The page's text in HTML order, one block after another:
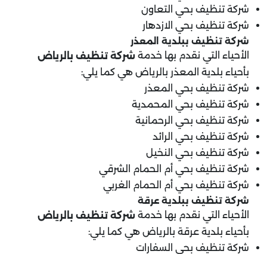
شركة تنظيف بحي التعاون
شركة تنظيف بحي الازدهار
شركة تنظيف ببلدية المعذر
الأحياء التي نقدم بها خدمة شركة تنظيف بالرياض
بأحياء بلدية المعذر بالرياض هي كما يلي:
شركة تنظيف بحي المعذر
شركة تنظيف بحي المحمدية
شركة تنظيف بحي الرحمانية
شركة تنظيف بحي الرائد
شركة تنظيف بحي النخيل
شركة تنظيف بحي أم الحمام الشرقي
شركة تنظيف بحي أم الحمام الغربي
شركة تنظيف ببلدية عرقة
الأحياء التي نقدم بها خدمة شركة تنظيف بالرياض
بأحياء بلدية عرقة بالرياض هي كما يلي:
شركة تنظيف بحي السفارات